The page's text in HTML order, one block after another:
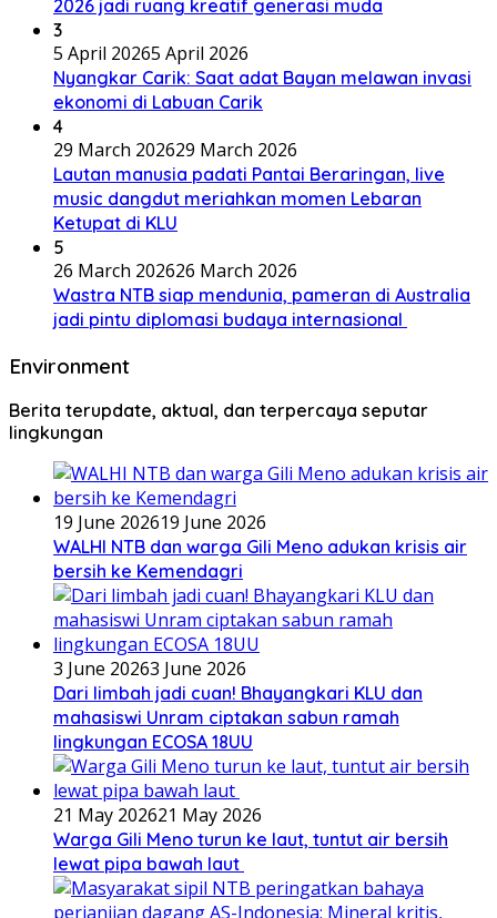
2026 jadi ruang kreatif generasi muda
3
5 April 20265 April 2026
Nyangkar Carik: Saat adat Bayan melawan invasi
ekonomi di Labuan Carik
4
29 March 202629 March 2026
Lautan manusia padati Pantai Beraringan, live
music dangdut meriahkan momen Lebaran
Ketupat di KLU
5
26 March 202626 March 2026
Wastra NTB siap mendunia, pameran di Australia
jadi pintu diplomasi budaya internasional
Environment
Berita terupdate, aktual, dan terpercaya seputar
lingkungan
19 June 202619 June 2026
WALHI NTB dan warga Gili Meno adukan krisis air
bersih ke Kemendagri
3 June 20263 June 2026
Dari limbah jadi cuan! Bhayangkari KLU dan
mahasiswi Unram ciptakan sabun ramah
lingkungan ECOSA 18UU
21 May 202621 May 2026
Warga Gili Meno turun ke laut, tuntut air bersih
lewat pipa bawah laut